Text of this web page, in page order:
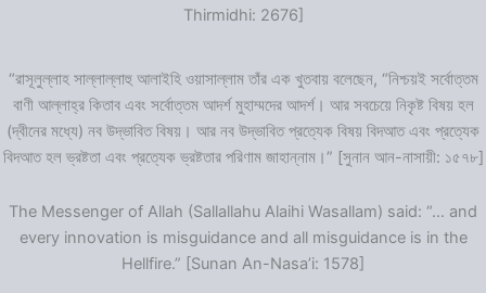
Thirmidhi: 2676]
“রাসূলুল্লাহ সাল্লাল্লাহু আলাইহি ওয়াসাল্লাম তাঁর এক খুতবায় বলেছেন, “নিশ্চয়ই সর্বোত্তম
বাণী আল্লাহ্‌র কিতাব এবং সর্বোত্তম আদর্শ মুহাম্মদের আদর্শ। আর সবচেয়ে নিকৃষ্ট বিষয় হল
(দ্বীনের মধ্যে) নব উদ্ভাবিত বিষয়। আর নব উদ্ভাবিত প্রত্যেক বিষয় বিদআত এবং প্রত্যেক
বিদআত হল ভ্রষ্টতা এবং প্রত্যেক ভ্রষ্টতার পরিণাম জাহান্নাম।” [সুনান আন-নাসায়ী: ১৫৭৮]
The Messenger of Allah (Sallallahu Alaihi Wasallam) said: “… and
every innovation is misguidance and all misguidance is in the
Hellfire.” [Sunan An-Nasa’i: 1578]